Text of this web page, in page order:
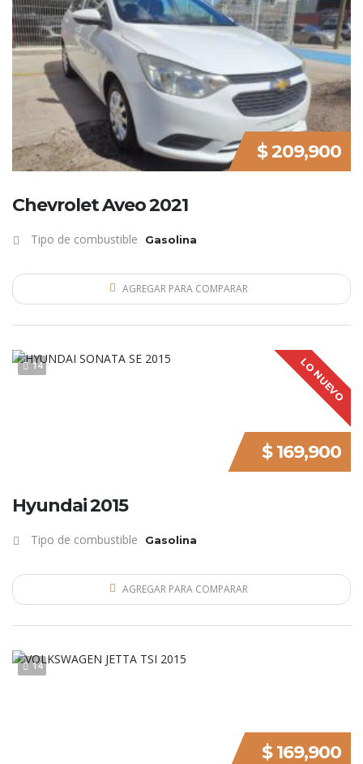
$ 209,900
Chevrolet Aveo 2021
Tipo de combustible Gasolina
AGREGAR PARA COMPARAR
14 LO NUEVO
$ 169,900
Hyundai 2015
Tipo de combustible Gasolina
AGREGAR PARA COMPARAR
14
$ 169,900